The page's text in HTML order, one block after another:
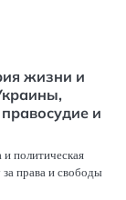
жизни и
и
политическая
права и свободы